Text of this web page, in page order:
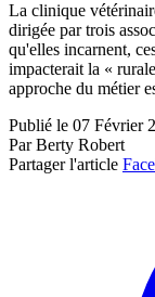
La clinique
dirigée par trois
qu'elles incarnent,
impacterait la «
approche du métier
Publié le 07 Février
Par Berty Robert
Partager l'article